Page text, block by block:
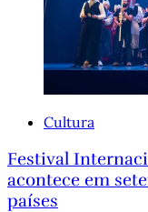
Cultura
Festival
acontece em
países